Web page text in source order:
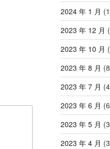
2024 年 1 月
2023 年 12 月
2023 年 10 月
2023 年 8 月
2023 年 7 月
2023 年 6 月
2023 年 5 月
2023 年 4 月